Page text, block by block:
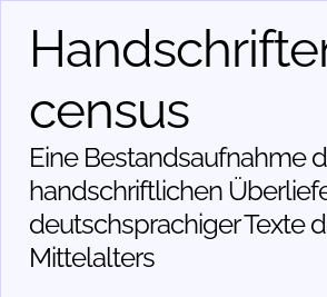
census
Eine Bestandsaufnahme
handschriftlichen
deutschsprachiger Texte
Mittelalters